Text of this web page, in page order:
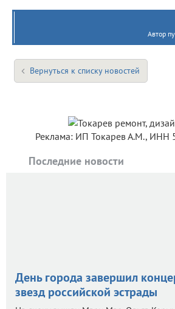
Автор
Вернуться к списку новостей
Реклама: ИП Токарев А.М., ИНН
Последние новости
День города завершил
звезд российской эстрады